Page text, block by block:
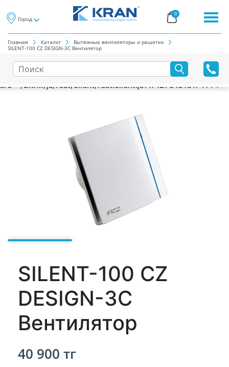
cript type="text/javascript"
src="/bitrix/js/rest/client/rest.client.js?171275181617414">
Город
0
Главная Каталог
Вытяжные вентиляторы и решетки
SILENT-100 CZ DESIGN-3C Вентилятор
SILENT-100 CZ
DESIGN-3C
Вентилятор
40 900 тг